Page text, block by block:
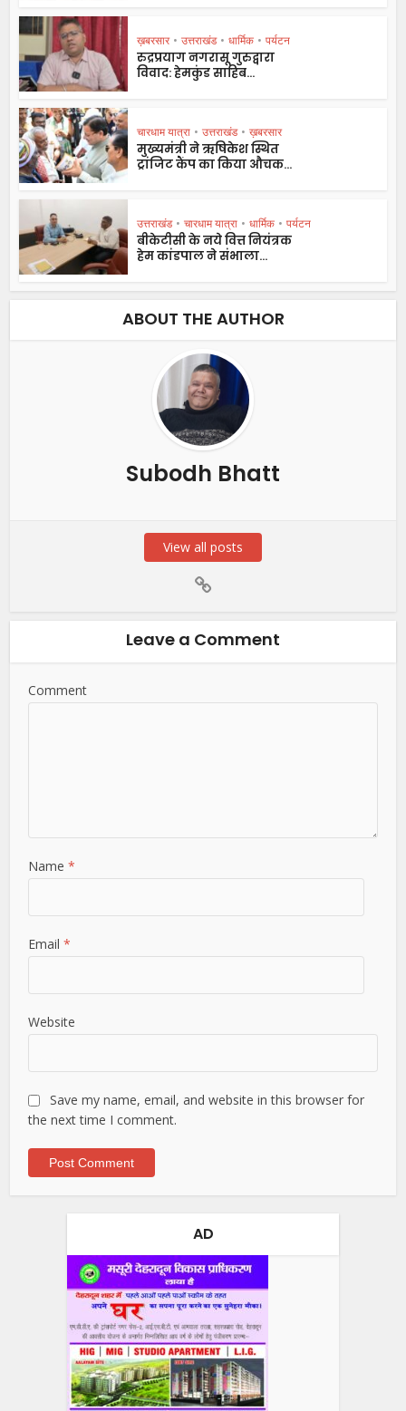
ख़बरसार • उत्तराखंड • धार्मिक • पर्यटन
रुद्रप्रयाग नगरासू गुरुद्वारा
विवाद: हेमकुंड साहिब...
चारधाम यात्रा • उत्तराखंड • ख़बरसार
मुख्यमंत्री ने ऋषिकेश स्थित
ट्रांजिट कैंप का किया औचक...
उत्तराखंड • चारधाम यात्रा • धार्मिक • पर्यटन
बीकेटीसी के नये वित्त नियंत्रक
हेम कांडपाल ने संभाला...
ABOUT THE AUTHOR
Subodh Bhatt
View all posts
Leave a Comment
Comment
Name*
Email*
Website
Save my name, email, and website in this browser for
the next time I comment.
AD